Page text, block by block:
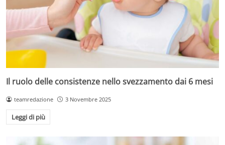
Il ruolo delle consistenze nello svezzamento dai 6 mesi
teamredazione 3 Novembre 2025
Leggi di più